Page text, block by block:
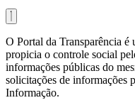
O Portal da Transparência
propicia o controle social
informações públicas do
solicitações de informações
Informação.